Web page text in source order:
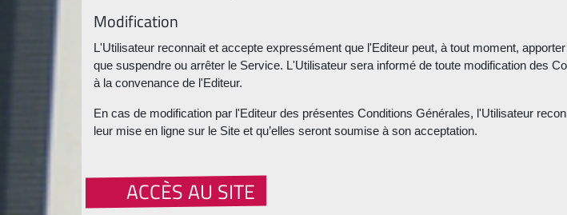
Modification
L'Utilisateur reconnait et accepte expressément que l'Editeur peut, à tout moment,
que suspendre ou arrêter le Service. L'Utilisateur sera informé de toute modification des
à la convenance de l'Editeur.
En cas de modification par l'Editeur des présentes Conditions Générales, l'Utilisateur
leur mise en ligne sur le Site et qu’elles seront soumise à son acceptation.
ACCÈS AU SITE